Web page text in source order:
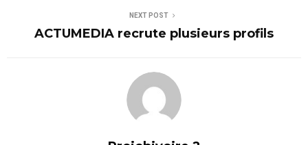
NEXT POST
ACTUMEDIA recrute plusieurs profils